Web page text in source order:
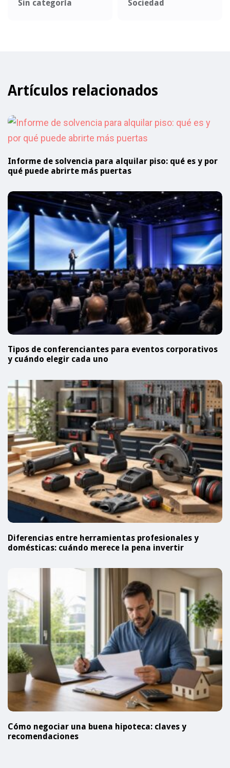
Sin categoría Sociedad
Artículos relacionados
Informe de solvencia para alquilar piso: qué es y por
qué puede abrirte más puertas
Tipos de conferenciantes para eventos corporativos
y cuándo elegir cada uno
Diferencias entre herramientas profesionales y
domésticas: cuándo merece la pena invertir
Cómo negociar una buena hipoteca: claves y
recomendaciones